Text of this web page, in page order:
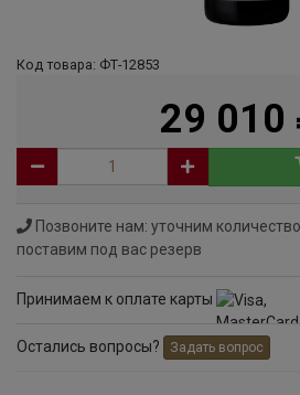
Код товара: ФТ-12853
29 010
Позвоните нам: уточним
поставим под вас резерв
Принимаем к оплате карты
Остались вопросы? Задать вопрос